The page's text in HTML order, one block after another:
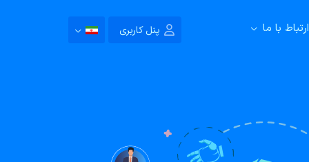
ارتباط با ما پنل کاربری